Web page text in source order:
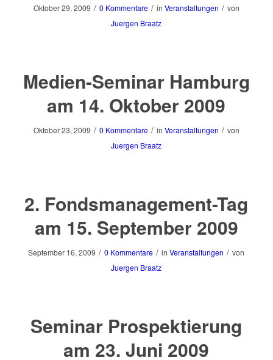
Oktober 29, 2009 / 0 Kommentare / in Veranstaltungen / von
Juergen Braatz
Medien-Seminar Hamburg
am 14. Oktober 2009
Oktober 23, 2009 / 0 Kommentare / in Veranstaltungen / von
Juergen Braatz
2. Fondsmanagement-Tag
am 15. September 2009
September 16, 2009 / 0 Kommentare / inVeranstaltungen / von
Juergen Braatz
Seminar Prospektierung
am 23. Juni 2009